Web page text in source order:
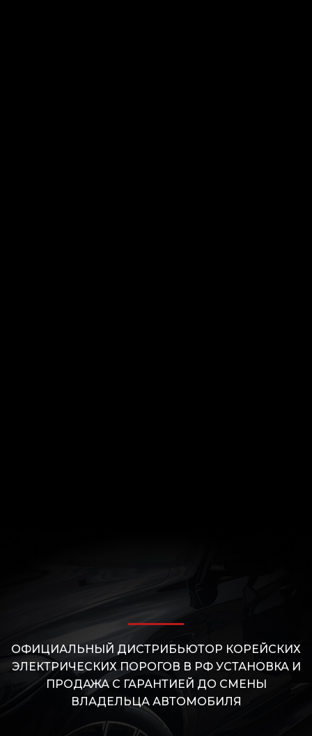
ОФИЦИАЛЬНЫЙ ДИСТРИБЬЮТОР КОРЕЙСКИХ
ЭЛЕКТРИЧЕСКИХ ПОРОГОВ В РФ УСТАНОВКА И
ПРОДАЖА С ГАРАНТИЕЙ ДО СМЕНЫ
ВЛАДЕЛЬЦА АВТОМОБИЛЯ